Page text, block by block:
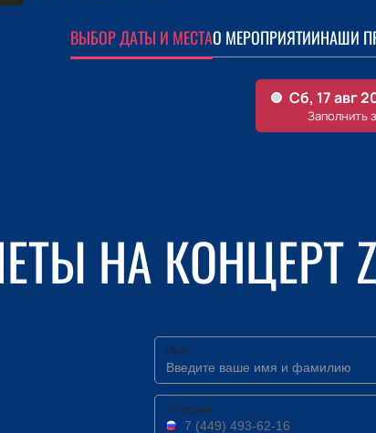
ВЫБОР ДАТЫ И МЕСТАО МЕРОПРИЯТИИНАШИ
НА КОНЦЕРТ
Имя
Телефон